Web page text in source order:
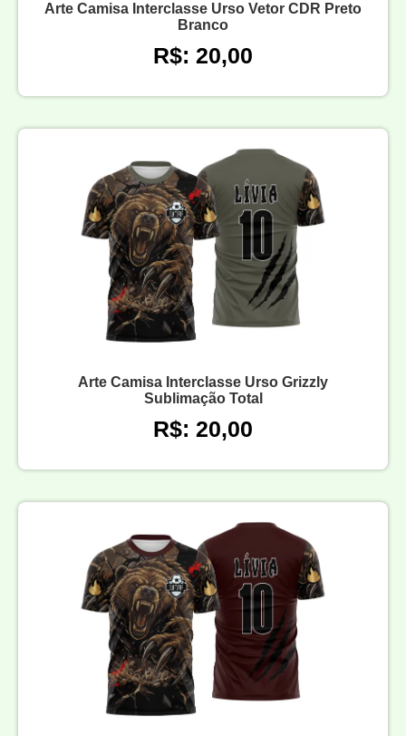
Arte Camisa Interclasse Urso Vetor CDR Preto
Branco
R$: 20,00
Arte Camisa Interclasse Urso Grizzly
Sublimação Total
R$: 20,00